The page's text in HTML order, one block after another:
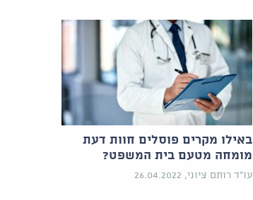
באילו מקרים פוסלים חוות דעת
מומחה מטעם בית המשפט?
עו"ד רותם ציוני, 26.04.2022